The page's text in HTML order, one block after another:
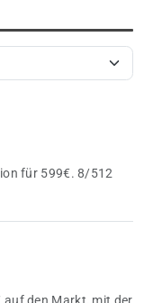
für 599€. 8/512
den Markt, mit der